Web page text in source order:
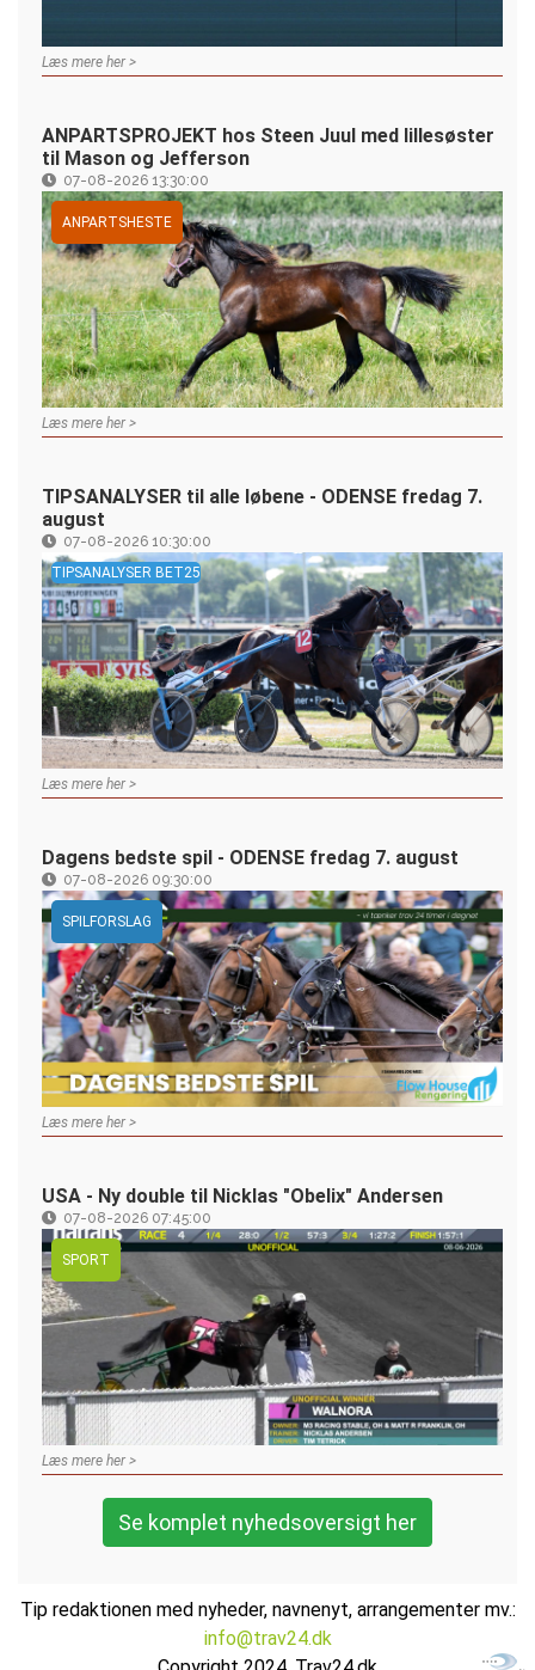
Læs mere her >
ANPARTSPROJEKT hos Steen Juul med lillesøster
til Mason og Jefferson
07-08-2026 13:30:00
ANPARTSHESTE
Læs mere her >
TIPSANALYSER til alle løbene - ODENSE fredag 7.
august
07-08-2026 10:30:00
TIPSANALYSER BET25
Læs mere her >
Dagens bedste spil - ODENSE fredag 7. august
07-08-2026 09:30:00
SPILFORSLAG
Læs mere her >
USA - Ny double til Nicklas "Obelix" Andersen
07-08-2026 07:45:00
SPORT
Læs mere her >
Se komplet nyhedsoversigt her
Tip redaktionen med nyheder, navnenyt, arrangementer mv.:
info@trav24.dk